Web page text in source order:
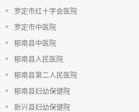
罗定市红十字会医院
罗定市中医院
郁南县中医院
郁南县人民医院
郁南县第二人民医院
郁南县妇幼保健院
新兴县妇幼保健院